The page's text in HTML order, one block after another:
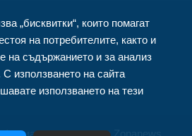
агенция Zonanews.
„бисквитки“, които помагат
на потребителите, както и
на съдържанието и за анализ
използването на сайта
използването на тези